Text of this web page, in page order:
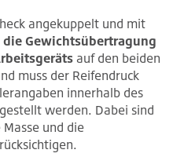
angekuppelt und mit
die Gewichtsübertragung
auf den beiden
muss der Reifendruck
innerhalb des
werden. Dabei sind
und die